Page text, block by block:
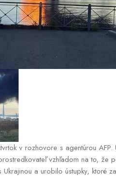
v rozhovore s agentúrou
vzhľadom na to, že
a urobilo ústupky, ktoré